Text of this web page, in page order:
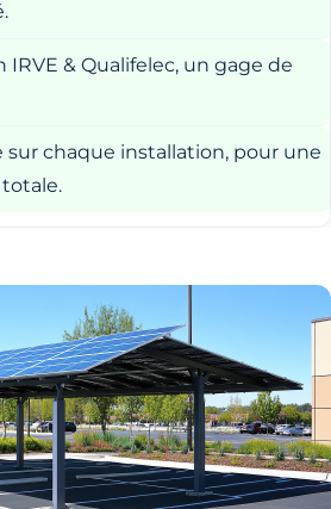
& Qualifelec, un gage de
sur chaque installation, pour une